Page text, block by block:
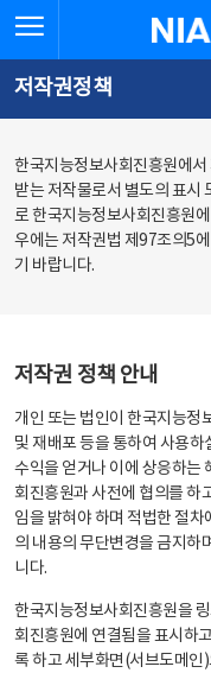
문
로
가
체
뉴
바
가
한국지
저작권정책
한국지능정보사회진흥원에
받는 저작물로서 별도의 표시
로 한국지능정보사회진흥원
우에는 저작권법 제97조의5
기 바랍니다.
저작권 정책 안내
개인 또는 법인이 한국지능정
및 재배포 등을 통하여 사용
수익을 얻거나 이에 상응하는
회진흥원과 사전에 협의를 하
임을 밝혀야 하며 적법한 절차
의 내용의 무단변경을 금지하
니다.
한국지능정보사회진흥원을
회진흥원에 연결됨을 표시하
록 하고 세부화면(서브도메인